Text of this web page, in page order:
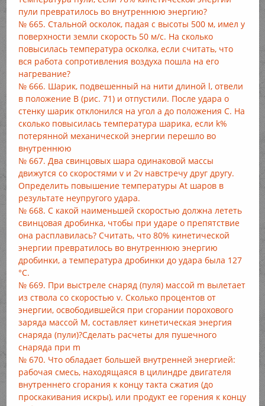
пули превратилось во внутреннюю энергию?
№ 665. Стальной осколок, падая с высоты 500 м, имел у
поверхности земли скорость 50 м/с. На сколько
повысилась температура осколка, если считать, что
вся работа сопротивления воздуха пошла на его
нагревание?
№ 666. Шарик, подвешенный на нити длиной l, отвели
в положение В (рис. 71) и отпустили. После удара о
стенку шарик отклонился на угол а до положения С. На
сколько повысилась температура шарика, если k%
потерянной механической энергии перешло во
внутреннюю
№ 667. Два свинцовых шара одинаковой массы
движутся со скоростями v и 2v навстречу друг другу.
Определить повышение температуры At шаров в
результате неупругого удара.
№ 668. С какой наименьшей скоростью должна лететь
свинцовая дробинка, чтобы при ударе о препятствие
она расплавилась? Считать, что 80% кинетической
энергии превратилось во внутреннюю энергию
дробинки, а температура дробинки до удара была 127
°С.
№ 669. При выстреле снаряд (пуля) массой m вылетает
из ствола со скоростью v. Сколько процентов от
энергии, освободившейся при сгорании порохового
заряда массой М, составляет кинетическая энергия
снаряда (пули)?Сделать расчеты для пушечного
снаряда при m
№ 670. Что обладает большей внутренней энергией:
рабочая смесь, находящаяся в цилиндре двигателя
внутреннего сгорания к концу такта сжатия (до
проскакивания искры), или продукт ее горения к концу